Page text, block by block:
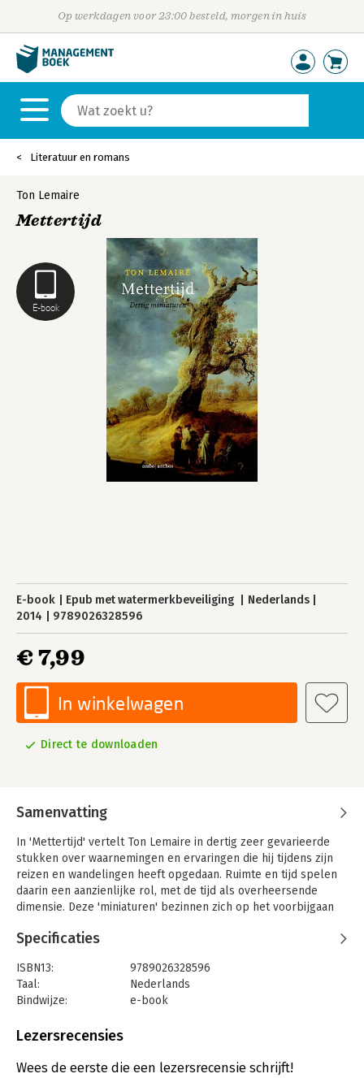
Op werkdagen voor 23:00 besteld, morgen in huis
Literatuur en romans
E-book
Ton Lemaire
Mettertijd
E-book Epub met watermerkbeveiliging
Nederlands
2014
9789026328596
€ 7,99
In winkelwagen
Direct te downloaden
Samenvatting
In 'Mettertijd' vertelt Ton Lemaire in dertig zeer gevarieerde
stukken over waarnemingen en ervaringen die hij tijdens zijn
reizen en wandelingen heeft opgedaan. Ruimte en tijd spelen
daarin een aanzienlijke rol, met de tijd als overheersende
dimensie. Deze 'miniaturen' bezinnen zich op het voorbijgaan
De auteur behandelt een verscheidenheid aan onderwerpen,
waaronder bos en bomen, bronnen en grotten, de Peel, de
Ardennen en Weimar, maar ook beeldhouwen en schilderen,
Latijns-Amerika en ten slotte sterfelijkheid en dood. 'Mettertijd'
ook nieuwe, soms autobiografische elementen.
Specificaties
ISBN13:
9789026328596
Taal:
Nederlands
Bindwijze:
e-book
Bestandsformaat:
Verschijningsdatum:
6-11-2014
Lezersrecensies
Wees de eerste die een lezersrecensie schrijft!